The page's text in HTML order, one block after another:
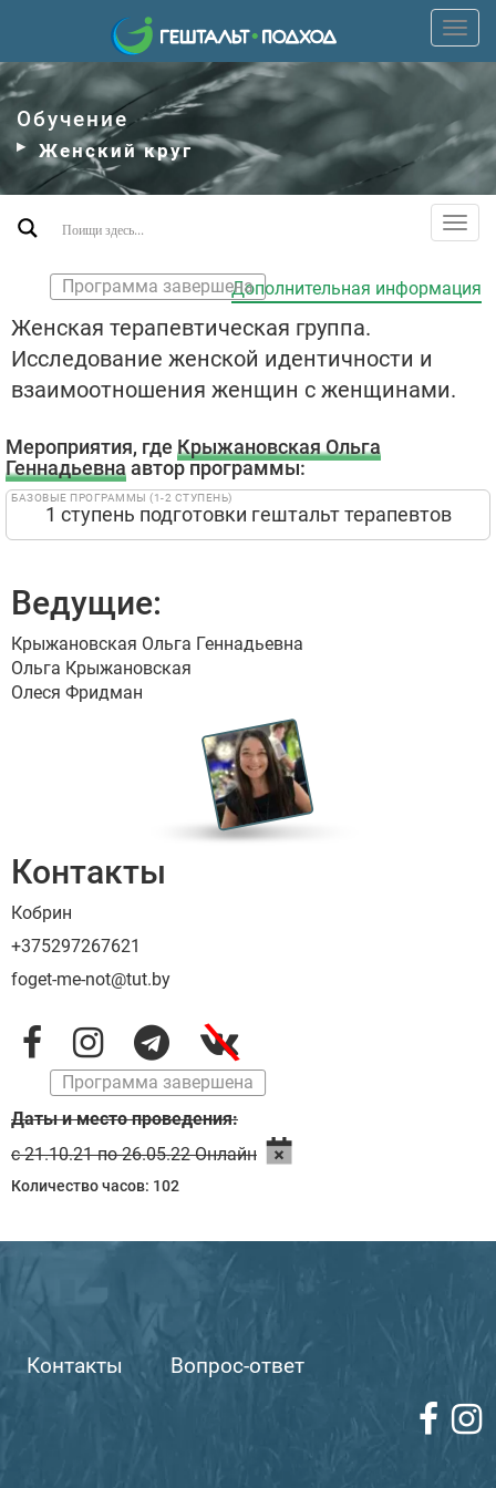
Обучение
Женский круг
Программа завершенаДополнительная информация
Женская терапевтическая группа.
Исследование женской идентичности и
взаимоотношения женщин с женщинами.
Мероприятия, где Крыжановская Ольга
Геннадьевнаавтор программы:
1 ступень подготовки гештальт терапевтов
БАЗОВЫЕ ПРОГРАММЫ (1-2 СТУПЕНЬ)
Ведущие:
Крыжановская Ольга Геннадьевна
Ольга Крыжановская
Олеся Фридман
Контакты
Кобрин
+375297267621
foget-me-not@tut.by
\
Программа завершена
Даты и место проведения:
с 21.10.21 по 26.05.22 Онлайн
Количество часов: 102
Контакты Вопрос-ответ